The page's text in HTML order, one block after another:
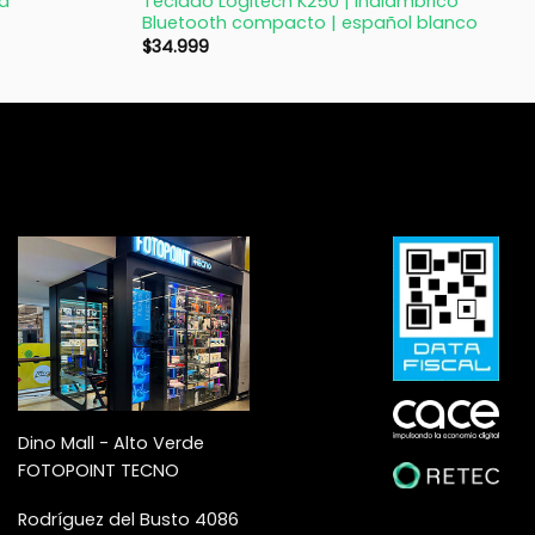
Bluetooth compacto | español blanco
$34.999
Dino Mall - Alto Verde
FOTOPOINT TECNO
Rodríguez del Busto 4086